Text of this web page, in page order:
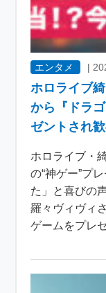
エンタメ |
ホロライブ
から『ドラ
ゼントされ
ホロライブ・
の“神ゲー”プ
た」と喜びの
羅々ヴィヴィ
ゲームをプレ